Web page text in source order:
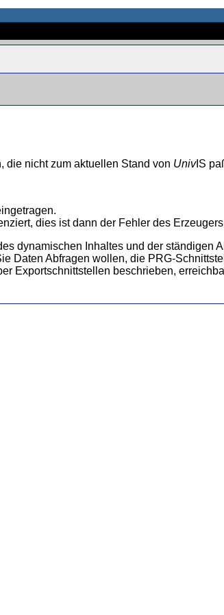
die nicht zum aktuellen Stand von UnivIS
dies ist dann der Fehler des
dynamischen Inhaltes und der ständigen
Daten Abfragen wollen, die PRG-
Exportschnittstellen beschrieben,